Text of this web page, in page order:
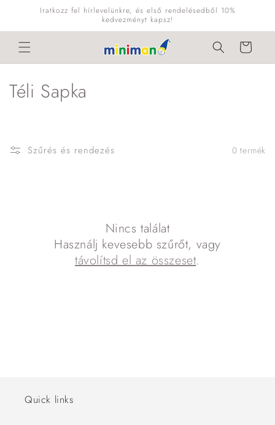
Ugrás aIratkozz fel hírlevelünkre, és első rendelésedből 10%
kedvezményt kapsz!
Kosár
K
Téli Sapka
Szűrés és rendezés 0 termék
Nincs találat
Használj kevesebb szűrőt, vagy
távolítsd el az összeset.
Quick links